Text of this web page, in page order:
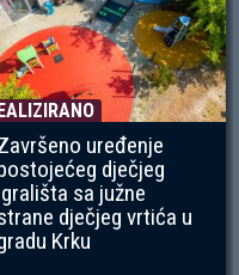
uređenje
dječjeg
sa južne
dječjeg vrtića u
Krku